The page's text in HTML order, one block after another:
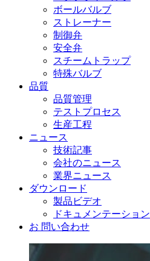
ボールバルブ
ストレーナー
制御弁
安全弁
スチームトラップ
特殊バルブ
品質
品質管理
テストプロセス
生産工程
ニュース
技術記事
会社のニュース
業界ニュース
ダウンロード
製品ビデオ
ドキュメンテーション
お 問い合わせ